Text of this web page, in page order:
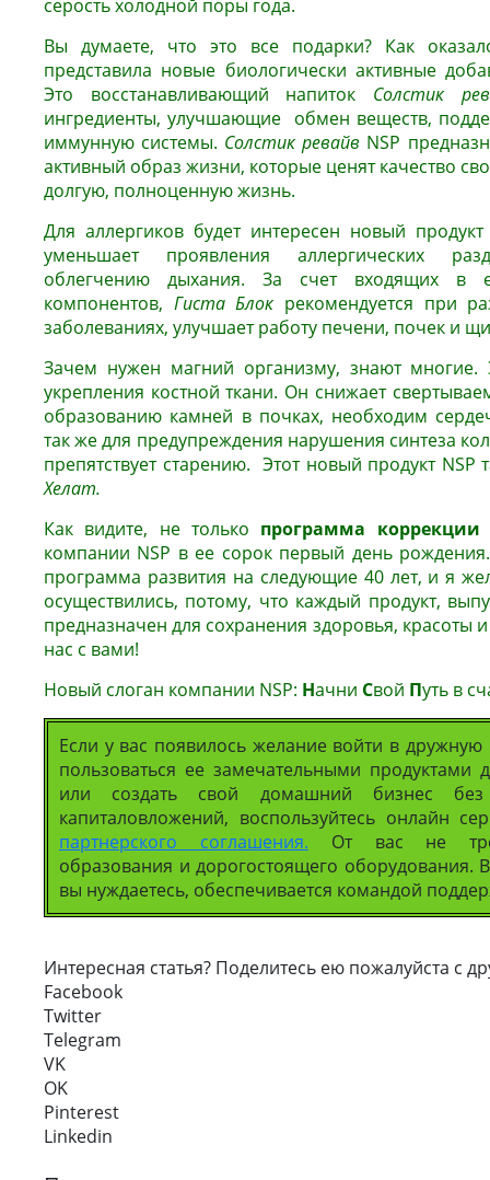
серость холодной поры года.
Вы думаете, что это все подарки? Как
представила новые биологически активные
Это восстанавливающий напиток Солстик
ингредиенты, улучшающие обмен веществ,
иммунную системы. Солстик ревайв NSP
активный образ жизни, которые ценят качество
долгую, полноценную жизнь.
Для аллергиков будет интересен новый
уменьшает проявления аллергических
облегчению дыхания. За счет входящих в
компонентов, Гиста Блок рекомендуется при
заболеваниях, улучшает работу печени, почек и
Зачем нужен магний организму, знают
укрепления костной ткани. Он снижает
образованию камней в почках, необходим
так же для предупреждения нарушения синтеза
препятствует старению. Этот новый продукт NSP
Хелат.
Как видите, не только программа коррекции
компании NSP в ее сорок первый день
программа развития на следующие 40 лет, и я
осуществились, потому, что каждый продукт,
предназначен для сохранения здоровья, красоты
нас с вами!
Новый слоган компании NSP: Начни Свой Путь в
Если у вас появилось желание войти в
пользоваться ее замечательными продуктами
или создать свой домашний бизнес
капиталовложений, воспользуйтесь онлайн
партнерского соглашения. От вас не
образования и дорогостоящего оборудования.
вы нуждаетесь, обеспечивается командой
Интересная статья? Поделитесь ею пожалуйста с
Facebook
Twitter
Telegram
VK
OK
Pinterest
Linkedin